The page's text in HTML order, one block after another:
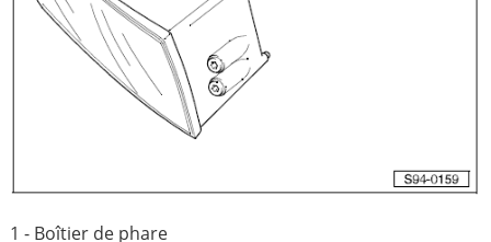
1 - Boîtier de phare